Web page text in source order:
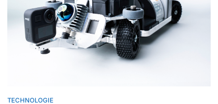
TECHNOLOGIE